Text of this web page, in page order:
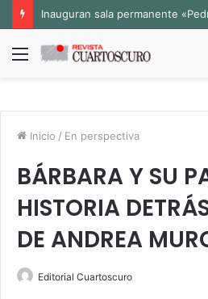
Menú
Inicio / En perspectiva
BÁRBARA Y SU
HISTORIA
DE ANDREA
Editorial Cuartoscuro